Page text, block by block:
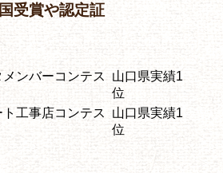
受賞や認定証
ンバーコンテス
山口県実績1
位
工事店コンテス
山口県実績1
位